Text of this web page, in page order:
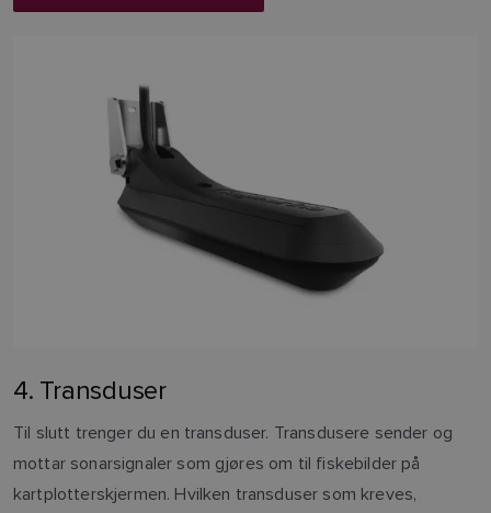
4. Transduser
Til slutt trenger du en transduser. Transdusere sender og
mottar sonarsignaler som gjøres om til fiskebilder på
kartplotterskjermen. Hvilken transduser som kreves,